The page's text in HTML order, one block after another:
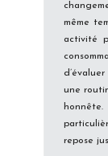
même
activité
une
repose